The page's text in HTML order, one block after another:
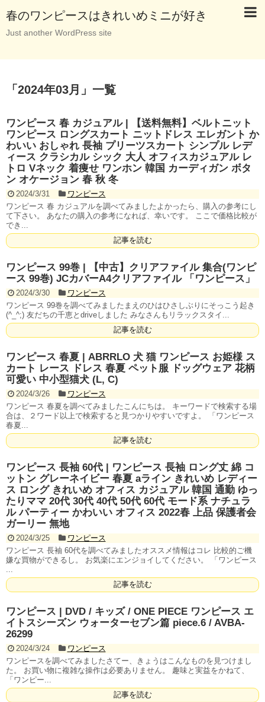
春のワンピースはきれいめミニが好き
Just another WordPress site
「 2024年03月 」 一覧
ワンピース 春 カジュアル | 【送料無料】ベルトニット
ワンピース ロングスカート ニットドレス エレガント か
わいい おしゃれ 長袖 プリーツスカート シンプル レデ
ィース クラシカル シック 大人 オフィスカジュアル レ
トロ Vネック 着痩せ ワンホン 韓国 カーディガン ボタ
ン オケージョン 春 秋 冬
2024/3/31
ワンピース
ワンピース 春 カジュアルを調べてみましたよかったら、購入の参考にし
て下さい。 あなたの購入の参考になれば、幸いです。 ここで価格比較が
でき...
記事を読む
ワンピース 99巻 | 【中古】クリアファイル 集合(ワンピ
ース 99巻) JCカバーA4クリアファイル 「ワンピース」
2024/3/30
ワンピース
ワンピース 99巻を調べてみましたまえのひはひさしぶりにそっこう起き
(^_^;) 友だちの千恵とdriveしました みなさんもリラックスタイ...
記事を読む
ワンピース 春夏 | ABRRLO 犬 猫 ワンピース お姫様 ス
カート レース ドレス 春夏 ペット服 ドッグウェア 花柄
可愛い 中小型猫犬 (L, C)
2024/3/26
ワンピース
ワンピース 春夏を調べてみましたこんにちは。 キーワードで検索する場
合は、２ワード以上で検索すると見つかりやすいですよ。 「ワンピース
春夏...
記事を読む
ワンピース 長袖 60代 | ワンピース 長袖 ロング丈 綿 コ
ットン グレーネイビー 春夏 aライン きれいめ レディー
ス ロング きれいめ オフィス カジュアル 韓国 通勤 ゆっ
たりママ 20代 30代 40代 50代 60代 モード系 ナチュラ
ル パーティー かわいい オフィス 2022春 上品 保護者会
ガーリー 無地
2024/3/25
ワンピース
ワンピース 長袖 60代を調べてみましたオススメ情報はコレ 比較的ご機
嫌な買物ができるし。 お気楽にエンジョイしてください。 「ワンピース
記事を読む
ワンピース | DVD / キッズ / ONE PIECE ワンピース エ
イトスシーズン ウォーターセブン篇 piece.6 / AVBA-
26299
2024/3/24
ワンピース
ワンピースを調べてみましたさてー、きょうはこんなものを見つけまし
た。 お買い物に複雑な操作は必要ありません。 趣味と実益をかねて、
「ワンピー...
記事を読む